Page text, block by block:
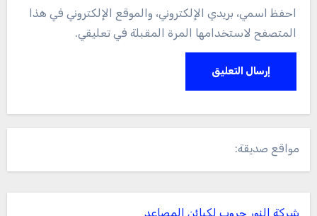
احفظ اسمي، بريدي الإلكتروني، والموقع الإلكتروني في هذا
المتصفح لاستخدامها المرة المقبلة في تعليقي.
مواقع صديقة:
شركة النور جروب لكبائن المصاعد